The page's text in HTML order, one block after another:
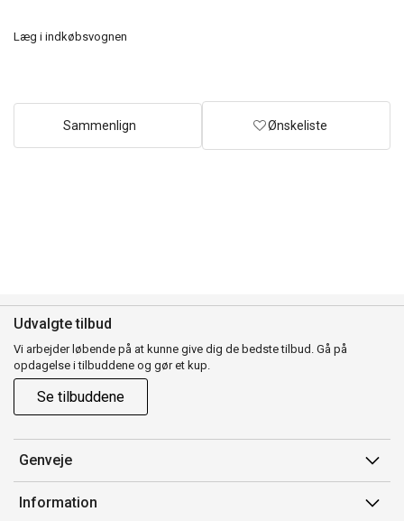
Læg i indkøbsvognen
Sammenlign Ønskeliste
Udvalgte tilbud
Vi arbejder løbende på at kunne give dig de bedste tilbud. Gå på
opdagelse i tilbuddene og gør et kup.
Se tilbuddene
Genveje
Min side
Information